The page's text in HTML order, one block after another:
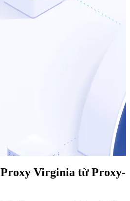
Proxy Virginia từ Proxy-